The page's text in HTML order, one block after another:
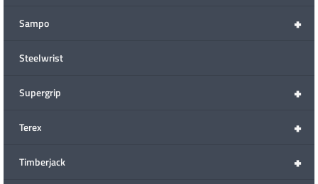
+
Sampo
Steelwrist
+
Supergrip
+
Terex
+
Timberjack